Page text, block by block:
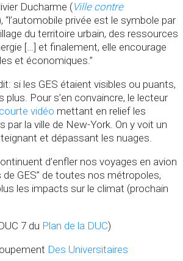
Ducharme (Ville contre
“l’automobile privée est le symbole par
du territoire urbain, des ressources
[…] et finalement, elle encourage
et économiques.”
si les GES étaient visibles ou puants,
plus. Pour s’en convaincre, le lecteur
vidéo mettant en relief les
par la ville de New-York. On y voit un
et dépassant les nuages.
d’enfler nos voyages en avion
de GES” de toutes nos métropoles,
les impacts sur le climat (prochain
7 du Plan de la DUC)
Des Universitaires